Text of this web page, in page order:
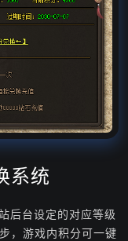
系统
后台设定的对应等级
，游戏内积分可一键